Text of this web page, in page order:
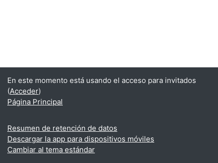
En este momento está usando el acceso para invitados
(Acceder)
Página Principal
Resumen de retención de datos
Descargar la app para dispositivos móviles
Cambiar al tema estándar